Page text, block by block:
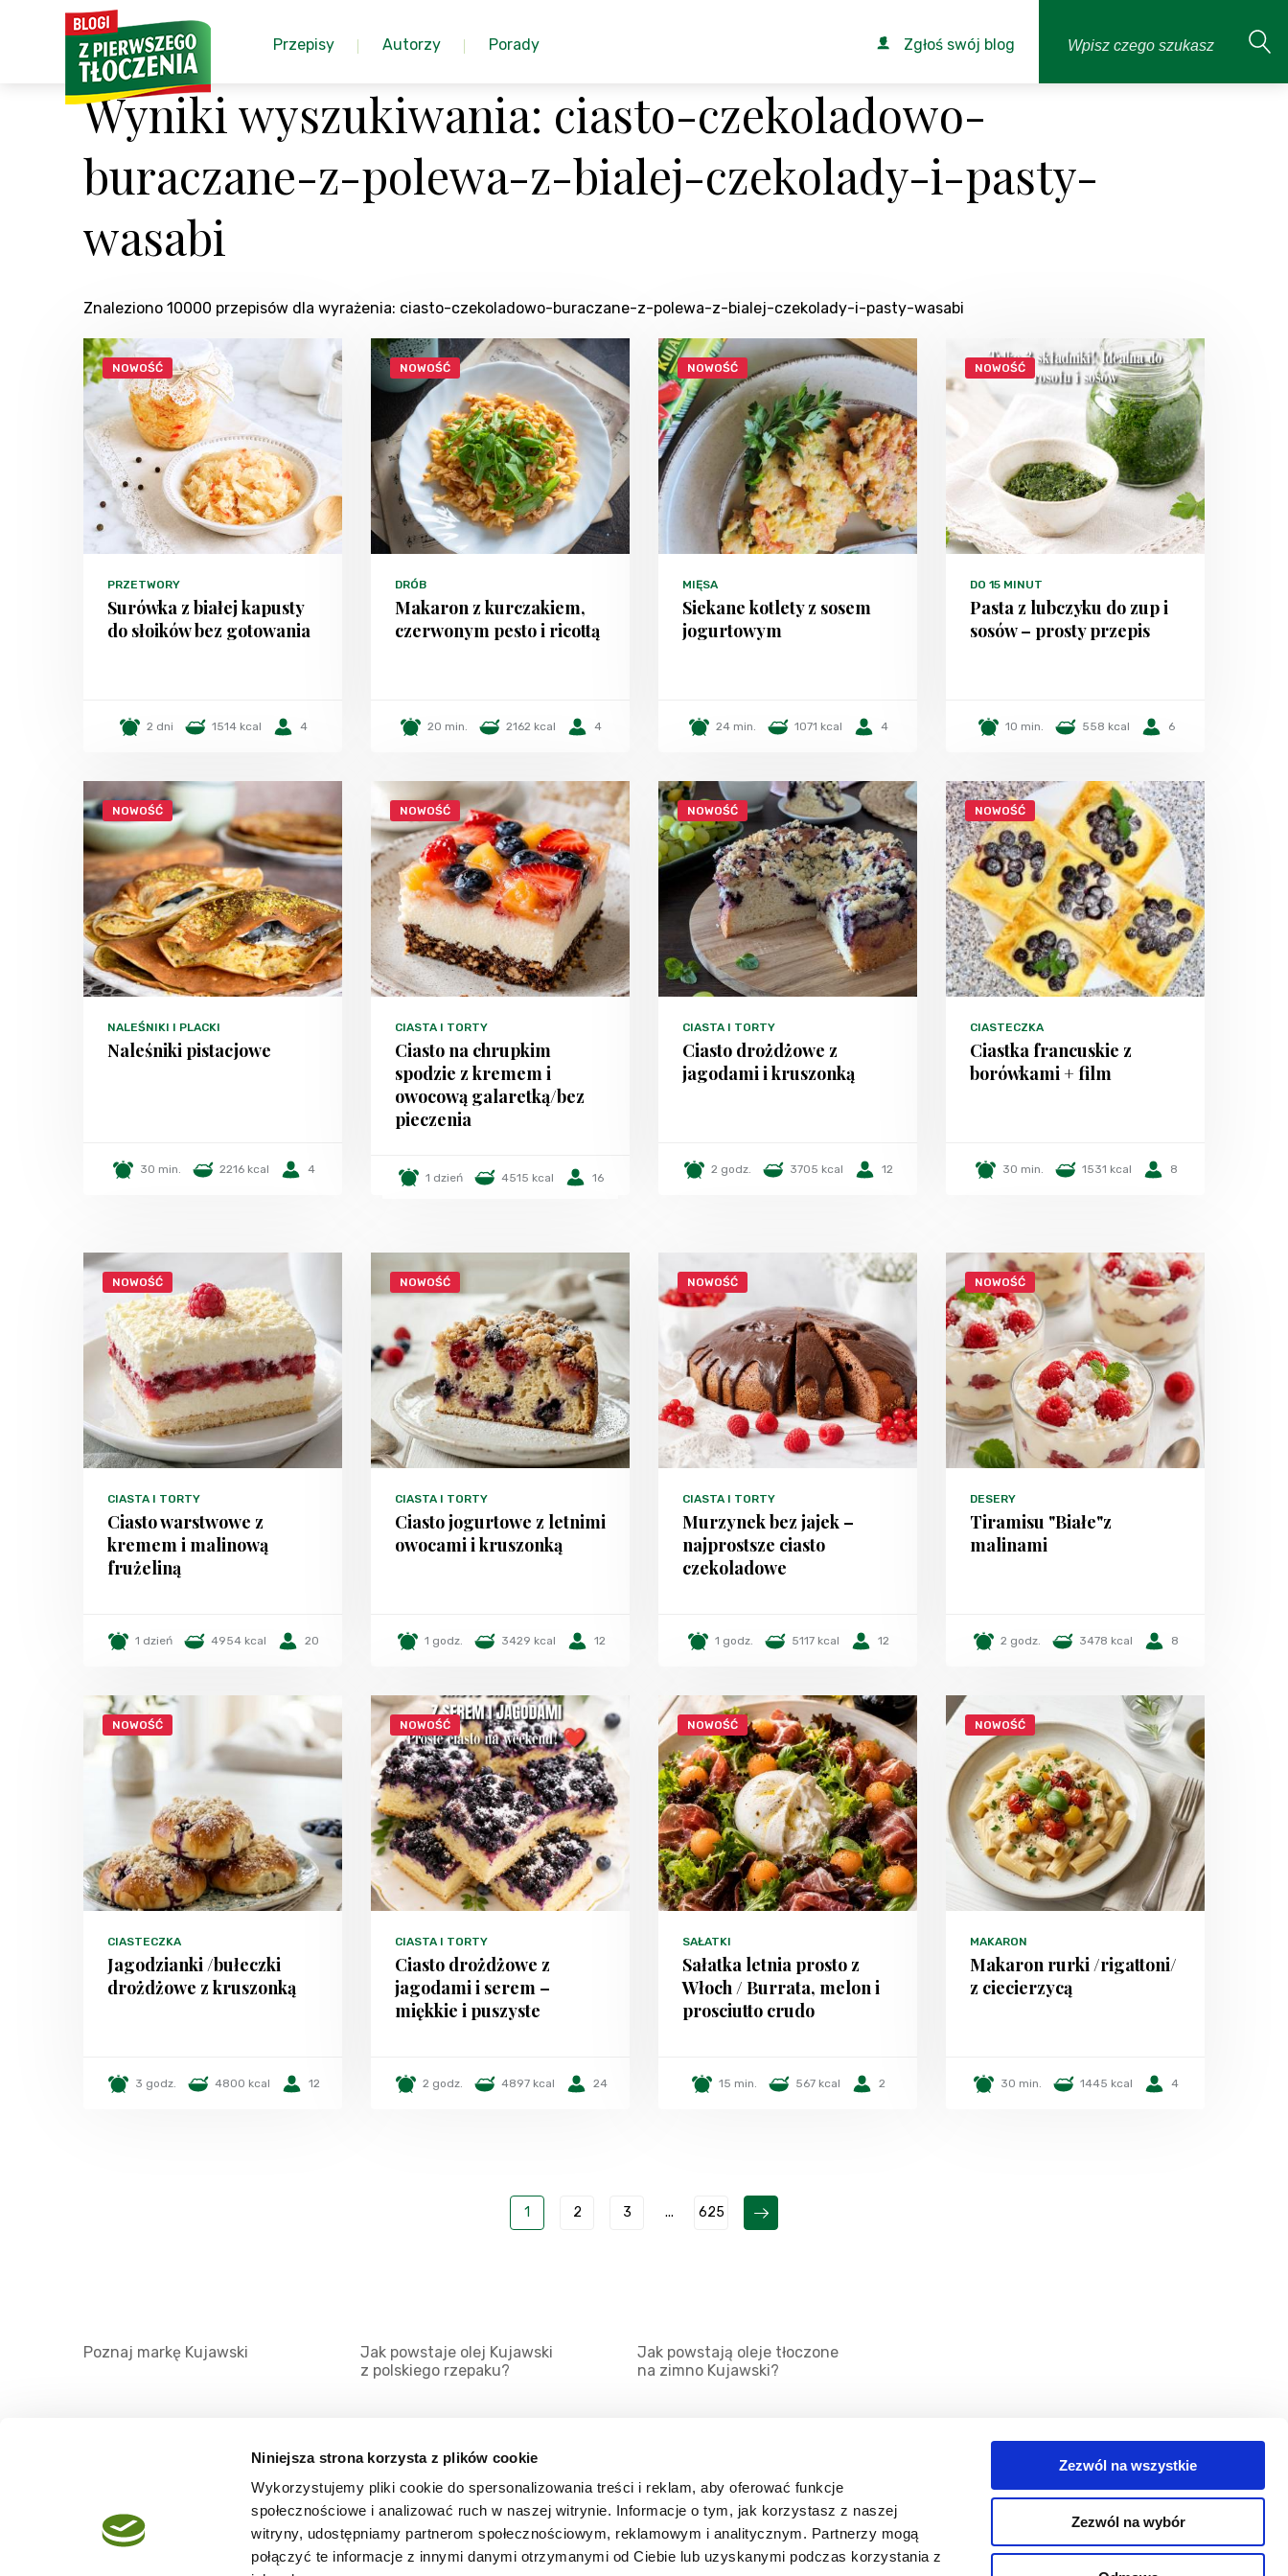
Niniejsza strona korzysta z plików cookie
Wykorzystujemy pliki cookie do spersonalizowania treści i reklam, aby oferować funkcje
społecznościowe i analizować ruch w naszej witrynie. Informacje o tym, jak korzystasz z naszej
witryny, udostępniamy partnerom społecznościowym, reklamowym i analitycznym. Partnerzy mogą
połączyć te informacje z innymi danymi otrzymanymi od Ciebie lub uzyskanymi podczas korzystania z
Zezwól na wszystkie
Zezwól na wybór
Przepisy Autorzy Porady Zgłoś swój blog
Wyniki wyszukiwania: ciasto-czekoladowo-
buraczane-z-polewa-z-bialej-czekolady-i-pasty-
wasabi
Znaleziono 10000 przepisów dla wyrażenia: ciasto-czekoladowo-buraczane-z-polewa-z-bialej-czekolady-i-pasty-wasabi
NOWOŚĆ
PRZETWORY
Surówka z białej kapusty
do słoików bez gotowania
2 dni 1514 kcal 4
NOWOŚĆ
DRÓB
Makaron z kurczakiem,
czerwonym pesto i ricottą
20 min. 2162 kcal 4
NOWOŚĆ
MIĘSA
Siekane kotlety z sosem
jogurtowym
24 min. 1071 kcal 4
NOWOŚĆ
DO 15 MINUT
Pasta z lubczyku do zup i
sosów – prosty przepis
10 min. 558 kcal 6
NOWOŚĆ
NALEŚNIKI I PLACKI
Naleśniki pistacjowe
30 min. 2216 kcal 4
NOWOŚĆ
CIASTA I TORTY
Ciasto na chrupkim
spodzie z kremem i
owocową galaretką/bez
pieczenia
1 dzień 4515 kcal 16
NOWOŚĆ
CIASTA I TORTY
Ciasto drożdżowe z
jagodami i kruszonką
2 godz. 3705 kcal 12
NOWOŚĆ
CIASTECZKA
Ciastka francuskie z
borówkami + film
30 min. 1531 kcal 8
NOWOŚĆ
CIASTA I TORTY
Ciasto warstwowe z
kremem i malinową
frużeliną
1 dzień 4954 kcal 20
NOWOŚĆ
CIASTA I TORTY
Ciasto jogurtowe z letnimi
owocami i kruszonką
1 godz. 3429 kcal 12
NOWOŚĆ
CIASTA I TORTY
Murzynek bez jajek –
najprostsze ciasto
czekoladowe
1 godz. 5117 kcal 12
NOWOŚĆ
DESERY
Tiramisu "Białe"z
malinami
2 godz. 3478 kcal 8
NOWOŚĆ
CIASTECZKA
Jagodzianki /bułeczki
drożdżowe z kruszonką
3 godz. 4800 kcal 12
NOWOŚĆ
CIASTA I TORTY
Ciasto drożdżowe z
jagodami i serem –
miękkie i puszyste
2 godz. 4897 kcal 24
NOWOŚĆ
SAŁATKI
Sałatka letnia prosto z
Włoch / Burrata, melon i
prosciutto crudo
15 min. 567 kcal 2
NOWOŚĆ
MAKARON
Makaron rurki /rigattoni/
z ciecierzycą
30 min. 1445 kcal 4
1 2 3 ... 625
Poznaj markę Kujawski
Jak powstaje olej Kujawski
z polskiego rzepaku?
Jak powstają oleje tłoczone
na zimno Kujawski?
Regulamin
Mapa serwisu
Kanały RSS
Porady
Kategorie
Kontakt
Zaloguj się